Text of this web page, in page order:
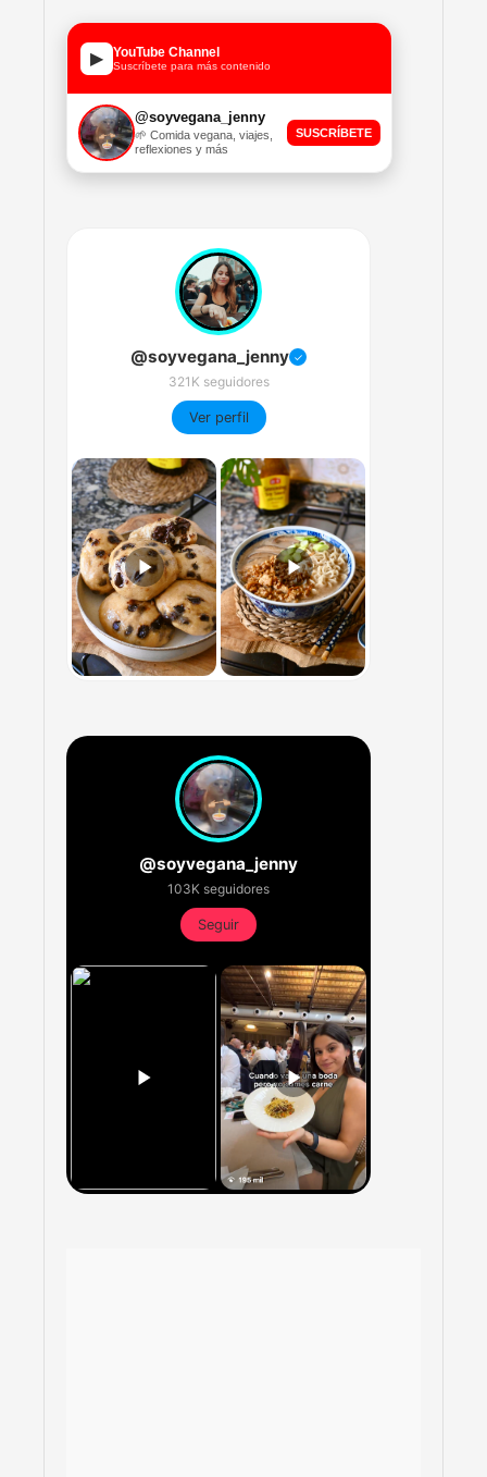
▶ YouTube Channel
Suscríbete para más contenido
@soyvegana_jenny
🌱 Comida vegana, viajes,
reflexiones y más
SUSCRÍBETE
@soyvegana_jenny ✓
321K seguidores
Ver perfil
@soyvegana_jenny
103K seguidores
Seguir